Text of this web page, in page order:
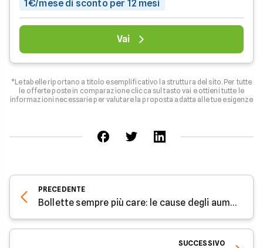
1€/mese di sconto per 12 mesi
Vai
*Le tabelle riportano a titolo esemplificativo la struttura del sito. Per tutte
le offerte poste in comparazione clicca sul tasto vai e ottieni tutte le
informazioni necessarie per valutare la proposta adatta alle tue esigenze
PRECEDENTE
Bollette sempre più care: le cause degli aumenti e le possibili soluzioni
SUCCESSIVO